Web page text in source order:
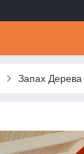
Запах Дерева